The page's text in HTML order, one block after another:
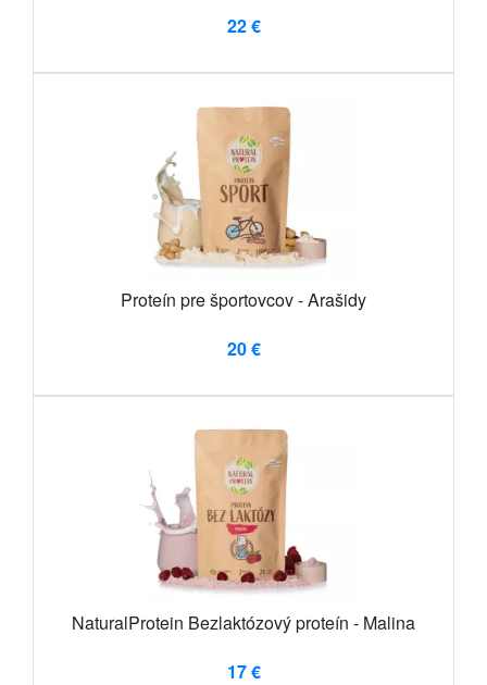
22 €
Proteín pre športovcov - Arašidy
20 €
NaturalProtein Bezlaktózový proteín - Malina
17 €